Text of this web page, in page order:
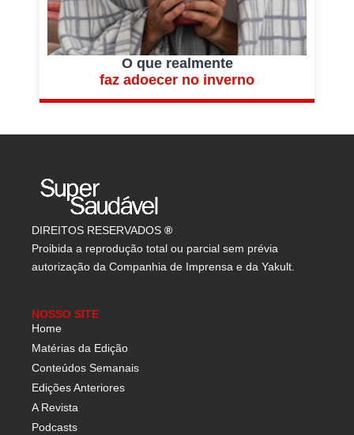
O que realmente
faz adoecer no inverno
DIREITOS RESERVADOS ®
Proibida a reprodução total ou parcial sem prévia
autorização da Companhia de Imprensa e da Yakult.
NOSSO SITE
Home
Matérias da Edição
Conteúdos Semanais
Edições Anteriores
A Revista
Podcasts